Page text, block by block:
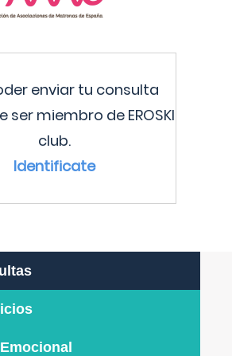
enviar tu consulta
ser miembro de EROSKI
club.
Identificate